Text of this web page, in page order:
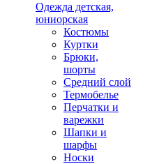
Одежда детская,
юниорская
Костюмы
Куртки
Брюки,
шорты
Средний слой
Термобелье
Перчатки и
варежки
Шапки и
шарфы
Носки